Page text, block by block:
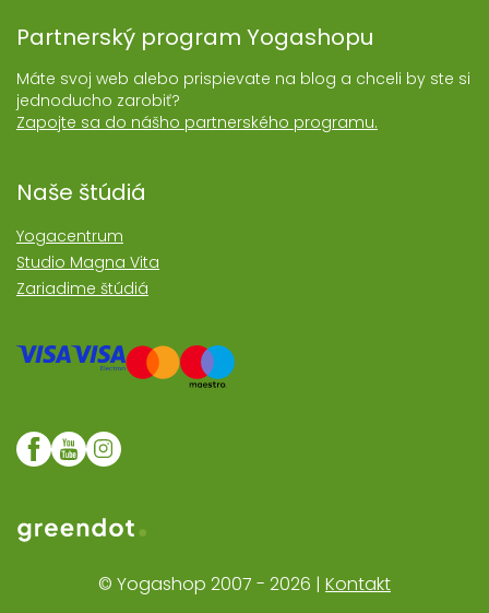
Partnerský program Yogashopu
Máte svoj web alebo prispievate na blog a chceli by ste si
jednoducho zarobiť?
Zapojte sa do nášho partnerského programu.
Naše štúdiá
Yogacentrum
Studio Magna Vita
Zariadime štúdiá
Web realizoval Greendot
© Yogashop 2007 - 2026 | Kontakt